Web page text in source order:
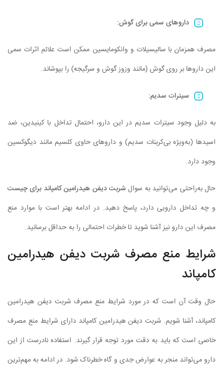
داروهای سمی برای گوش:
مصرف همزمان با سالیسیلات و وانکومایسین ممکن است علائم اثرات سمی
این داروها بر روی گوش (مانند وزوز گوش و سرگیجه) را بپوشاند.
سیترات سدیم:
به دلیل وجود سیترات سدیم در این دارو، احتمال تداخل با کینیدین، ضد
اسیدها (به‌ویژه بی‌کربنات سدیم) و داروهای حاوی کلسیم مانند دیگوکسین
وجود دارد.
حال به‌راحتی می‌توانید به سوال شربت دیفن هیدرامین کامپاند برای چیست
و چه تداخل دارویی دارد، پاسخ دهید. در ادامه بهتر است با موارد منع
مصرف این دارو نیز آشنا شوید تا خطرات احتمالی را به حداقل برسانید.
شرایط منع مصرف شربت دیفن هیدرامین
کامپاند
حال وقت آن است که در مورد شرایط منع مصرف شربت دیفن هیدرامین
کامپاند، آشنا شویم. شربت دیفن هیدرامین کامپاند دارای شرایط منع مصرف
خاصی است که باید به دقت مورد توجه قرار گیرند. استفاده نادرست از این
دارو می‌تواند منجر به عوارض جدی و گاه خطرناک شود. در ادامه به مهم‌ترین